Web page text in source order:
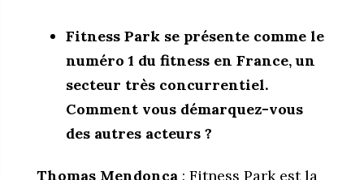
Fitness Park se présente comme le
numéro 1 du fitness en France, un
secteur très concurrentiel.
Comment vous démarquez-vous
des autres acteurs ?
Thomas Mendonça: Fitness Park est la